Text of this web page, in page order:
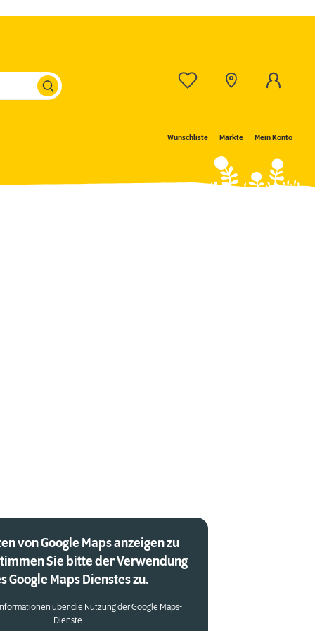
Wunschliste Märkte Mein Konto
von Google Maps anzeigen zu
Sie bitte der Verwendung
Google Maps Dienstes zu.
über die Nutzung der Google Maps-
Dienste